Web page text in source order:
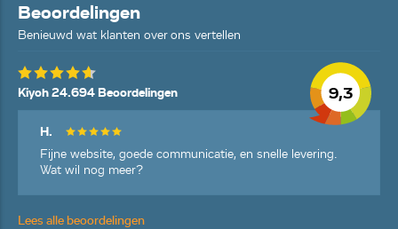
Beoordelingen
Benieuwd wat klanten over ons vertellen
9,3
Kiyoh 24.694 Beoordelingen
H.
Fijne website, goede communicatie, en snelle levering.
Wat wil nog meer?
Lees alle beoordelingen